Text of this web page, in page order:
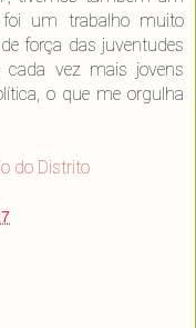
um trabalho muito
força das juventudes
cada vez mais jovens
o que me orgulha
do Distrito